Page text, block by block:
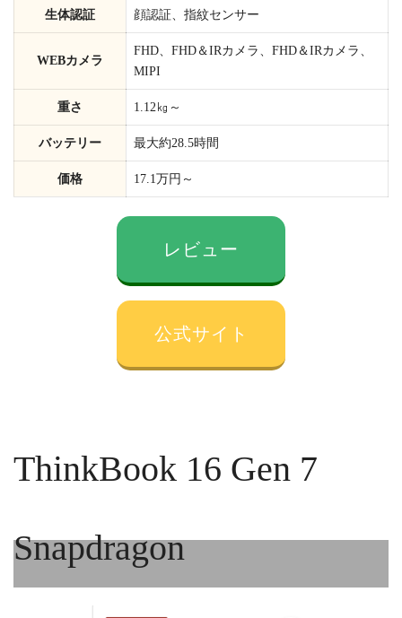
生体認証 顔認証、指紋センサー
WEBカメラ
FHD、FHD＆IRカメラ、FHD＆IRカメラ、
MIPI
重さ 1.12㎏～
バッテリー 最大約28.5時間
価格 17.1万円～
レビュー
公式サイト
ThinkBook 16 Gen 7
Snapdragon